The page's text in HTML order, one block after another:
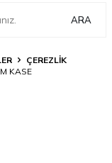
ARA
ÇEREZLIK
KASE